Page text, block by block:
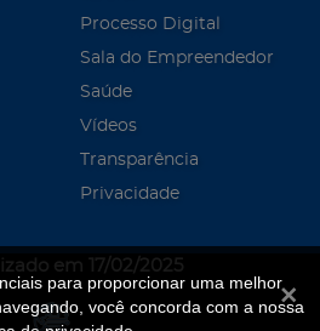
para proporcionar uma melhor
você concorda com a nossa
Processo Digital
Sala do Empreendedor
Saúde
Vídeos
Transparência
Privacidade
em 17/02/2025